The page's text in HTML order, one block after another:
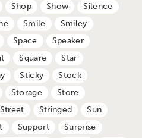
Shop Show
Silence
Smile
Smiley
Space
Speaker
Square
Star
Sticky
Stock
Storage
Store
Street Stringed
Sun
Support
Surprise